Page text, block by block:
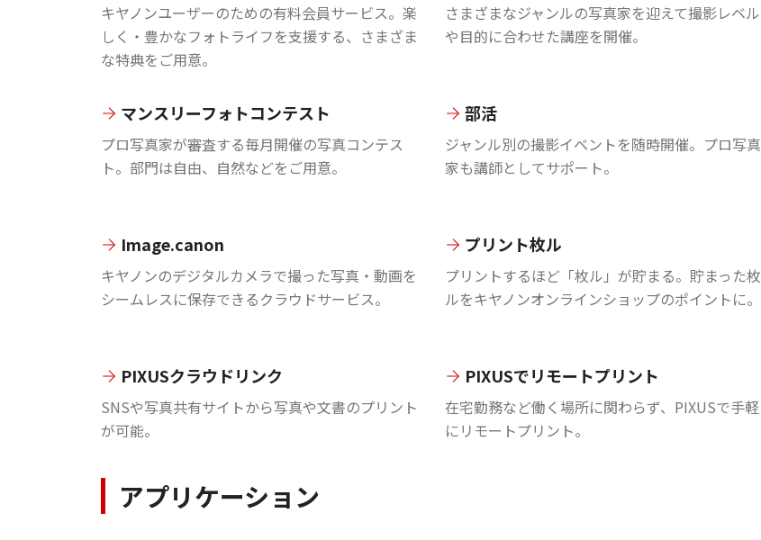
キヤノンユーザーのための有料会員サービス。楽
しく・豊かなフォトライフを支援する、さまざま
な特典をご用意。
さまざまなジャンルの写真家を迎えて撮影レベル
や目的に合わせた講座を開催。
マンスリーフォトコンテスト
プロ写真家が審査する毎月開催の写真コンテス
ト。部門は自由、自然などをご用意。
部活
ジャンル別の撮影イベントを随時開催。プロ写真
家も講師としてサポート。
Image.canon
キヤノンのデジタルカメラで撮った写真・動画を
シームレスに保存できるクラウドサービス。
プリント枚ル
プリントするほど「枚ル」が貯まる。貯まった枚
ルをキヤノンオンラインショップのポイントに。
PIXUSクラウドリンク
SNSや写真共有サイトから写真や文書のプリント
が可能。
PIXUSでリモートプリント
在宅勤務など働く場所に関わらず、PIXUSで手軽
にリモートプリント。
アプリケーション